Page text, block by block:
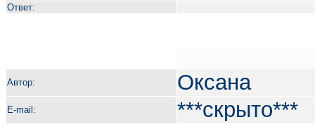
Ответ:
Автор: Оксана
E-mail:
***скрыто***